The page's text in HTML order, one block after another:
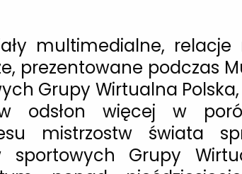
multimedialne, relacje
prezentowane podczas
Grupy Wirtualna
odsłon więcej w
mistrzostw świata
sportowych Grupy